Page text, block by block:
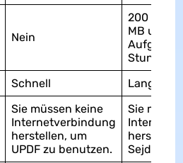
Nein
200
MB und 3
Aufgaben
Stunde.
Schnell Langsam
Sie müssen keine
Internetverbindung
herstellen, um
UPDF zu benutzen.
Sie
Sejda zu